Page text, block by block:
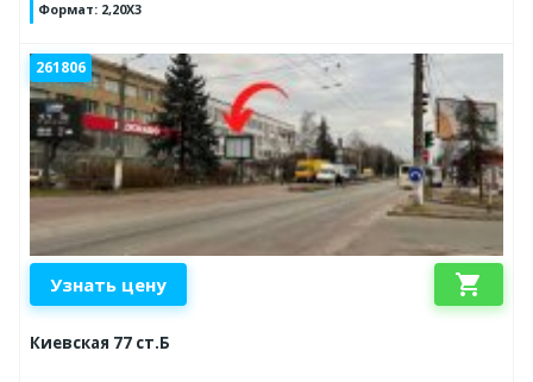
Формат: 2,20Х3
261806
Узнать цену shopping_cart
Киевская 77 ст.Б